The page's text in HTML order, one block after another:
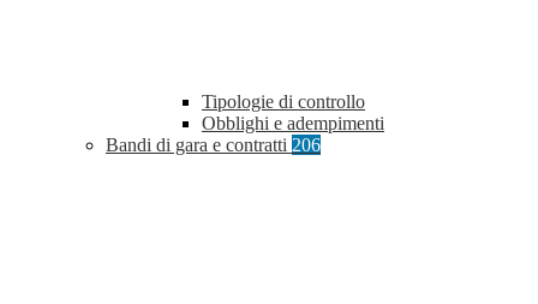
Tipologie di controllo
Obblighi e adempimenti
Bandi di gara e contratti 206